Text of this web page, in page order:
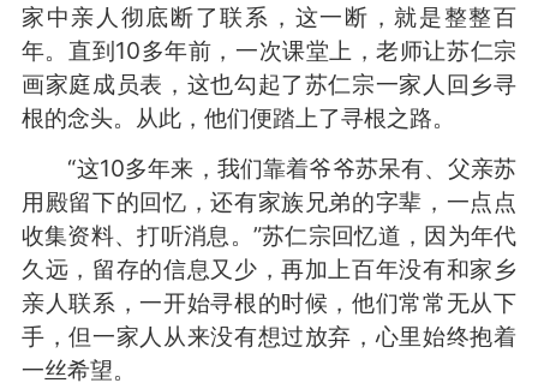
家中亲人彻底断了联系，这一断，就是整整百
年。直到10多年前，一次课堂上，老师让苏仁宗
画家庭成员表，这也勾起了苏仁宗一家人回乡寻
根的念头。从此，他们便踏上了寻根之路。
“这10多年来，我们靠着爷爷苏呆有、父亲苏
用殿留下的回忆，还有家族兄弟的字辈，一点点
收集资料、打听消息。”苏仁宗回忆道，因为年代
久远，留存的信息又少，再加上百年没有和家乡
亲人联系，一开始寻根的时候，他们常常无从下
手，但一家人从来没有想过放弃，心里始终抱着
一丝希望。